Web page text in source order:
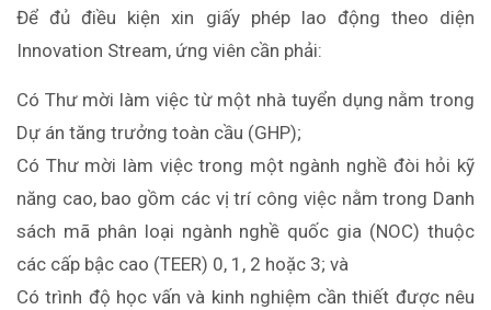
Để đủ điều kiện xin giấy phép lao động theo diện
Innovation Stream, ứng viên cần phải:
Có Thư mời làm việc từ một nhà tuyển dụng nằm trong
Dự án tăng trưởng toàn cầu (GHP);
Có Thư mời làm việc trong một ngành nghề đòi hỏi kỹ
năng cao, bao gồm các vị trí công việc nằm trong Danh
sách mã phân loại ngành nghề quốc gia (NOC) thuộc
các cấp bậc cao (TEER) 0, 1, 2 hoặc 3; và
Có trình độ học vấn và kinh nghiệm cần thiết được nêu